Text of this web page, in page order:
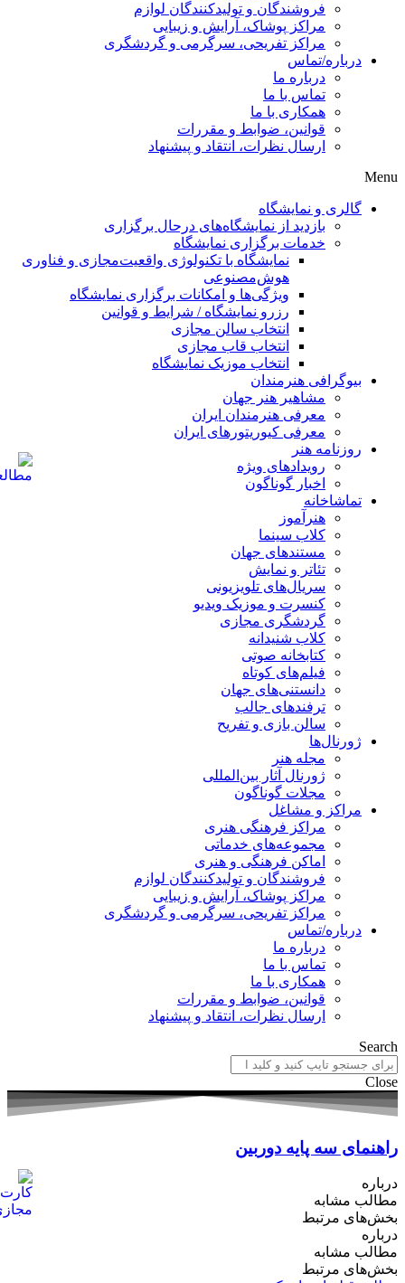
فروشندگان و تولیدکنندگان لوازم
مراکز پوشاک، آرایش و زیبایی
مراکز تفریحی، سرگرمی و گردشگری
درباره/تماس
درباره ما
تماس با ما
همکاری با ما
قوانین، ضوابط و مقررات
ارسال نظرات، انتقاد و پیشنهاد
Menu
گالری و نمایشگاه
بازدید از نمایشگاه‌های درحال برگزاری
خدمات برگزاری نمایشگاه
نمایشگاه با تکنولوژی واقعیت‌مجازی و فناوری
هوش‌مصنوعی
ویژگی‌ها و امکانات برگزاری نمایشگاه
رزرو نمایشگاه / شرایط و قوانین
انتخاب سالن مجازی
انتخاب قاب مجازی
انتخاب موزیک نمایشگاه
بیوگرافی هنرمندان
مشاهیر هنر جهان
معرفی هنرمندان ایران
معرفی کیوریتورهای ایران
روزنامه هنر
رویدادهای ویژه
اخبار گوناگون
تماشاخانه
هنرآموز
کلاب سینما
مستندهای جهان
تئاتر و نمایش
سریال‌های تلویزیونی
کنسرت و موزیک ویدیو
گردشگری مجازی
کلاب شنیدانه
کتابخانه صوتی
فیلم‌های کوتاه
دانستنی‌های جهان
ترفندهای جالب
سالن بازی و تفریح
ژورنال‌ها
مجله هنر
ژورنال آثار بین‌المللی
مجلات گوناگون
مراکز و مشاغل
مراکز فرهنگی هنری
مجموعه‌های خدماتی
اماکن فرهنگی و هنری
فروشندگان و تولیدکنندگان لوازم
مراکز پوشاک، آرایش و زیبایی
مراکز تفریحی، سرگرمی و گردشگری
درباره/تماس
درباره ما
تماس با ما
همکاری با ما
قوانین، ضوابط و مقررات
ارسال نظرات، انتقاد و پیشنهاد
Search
Close
راهنمای سه پایه دوربین
درباره
مطالب مشابه
بخش‌های مرتبط
درباره
مطالب مشابه
بخش‌های مرتبط